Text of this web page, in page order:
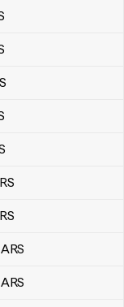
lentelė
ARS
ARS